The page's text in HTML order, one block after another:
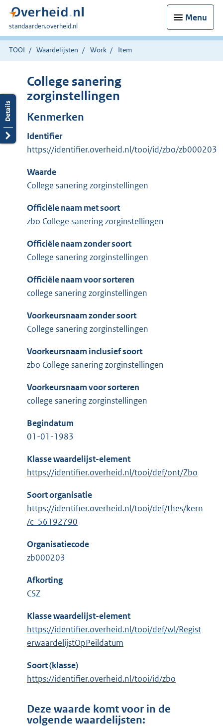
Menu
U
bent
hier:
standaarden.overheid.nl
TOOI Waardelijsten Work Item
College sanering
zorginstellingen
Kenmerken
Identifier
https://identifier.overheid.nl/tooi/id/zbo/zb000203
Waarde
College sanering zorginstellingen
Officiële naam met soort
zbo College sanering zorginstellingen
Officiële naam zonder soort
College sanering zorginstellingen
Officiële naam voor sorteren
college sanering zorginstellingen
Voorkeursnaam zonder soort
College sanering zorginstellingen
Voorkeursnaam inclusief soort
zbo College sanering zorginstellingen
Voorkeursnaam voor sorteren
college sanering zorginstellingen
Begindatum
01-01-1983
Klasse waardelijst-element
https://identifier.overheid.nl/tooi/def/ont/Zbo
Soort organisatie
https://identifier.overheid.nl/tooi/def/thes/kern
/c_56192790
Organisatiecode
zb000203
Afkorting
CSZ
Klasse waardelijst-element
https://identifier.overheid.nl/tooi/def/wl/Regist
erwaardelijstOpPeildatum
Soort (klasse)
https://identifier.overheid.nl/tooi/id/zbo
Deze waarde komt voor in de
volgende waardelijsten: